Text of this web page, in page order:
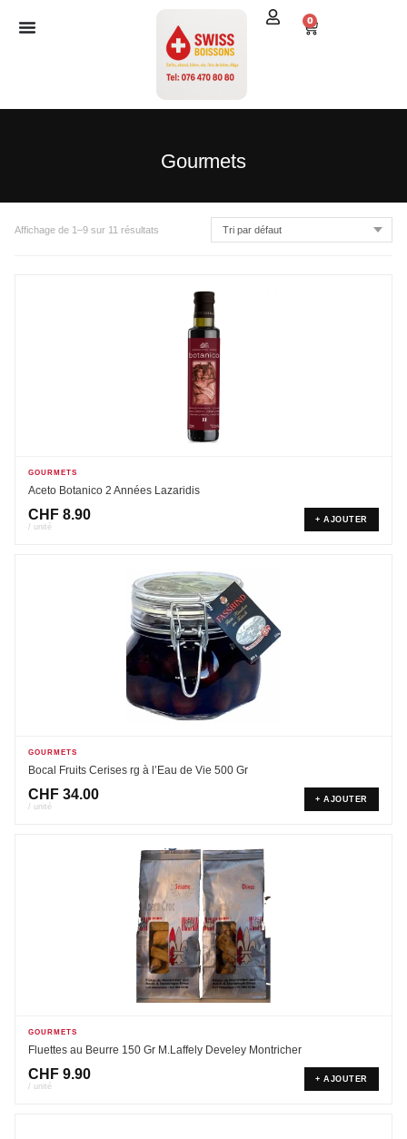
0
Gourmets
Affichage de 1–9 sur 11 résultats
GOURMETS
Aceto Botanico 2 Années Lazaridis
CHF 8.90
/ unité
+ AJOUTER
GOURMETS
Bocal Fruits Cerises rg à l’Eau de Vie 500 Gr
CHF 34.00
/ unité
+ AJOUTER
GOURMETS
Fluettes au Beurre 150 Gr M.Laffely Develey Montricher
CHF 9.90
/ unité
+ AJOUTER